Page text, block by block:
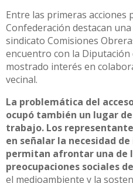
Entre las primeras acciones
Confederación destacan
sindicato Comisiones
encuentro con la Diputación
mostrado interés en
vecinal.
La problemática del
ocupó también un lugar
trabajo. Los
en señalar la necesidad
permitan afrontar una de
preocupaciones sociales
el medioambiente y la